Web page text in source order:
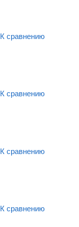
К сравнению
К сравнению
К сравнению
К сравнению